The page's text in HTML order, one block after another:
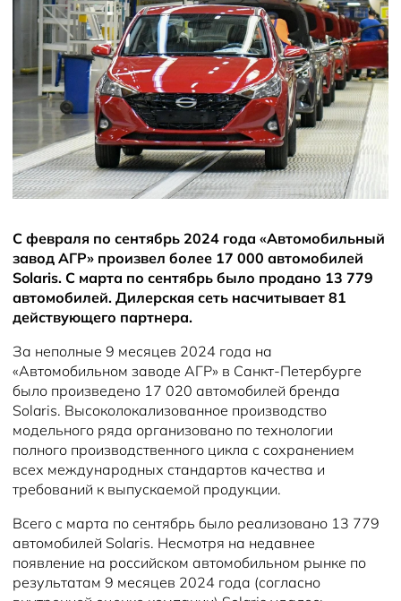
Помощь на дорогах
Новости
Правовая информация
С февраля по сентябрь 2024 года «Автомобильный
завод АГР» произвел более 17 000 автомобилей
Solaris. С марта по сентябрь было продано 13 779
автомобилей. Дилерская сеть насчитывает 81
действующего партнера.
За неполные 9 месяцев 2024 года на
«Автомобильном заводе АГР» в Санкт-Петербурге
было произведено 17 020 автомобилей бренда
Solaris. Высоколокализованное производство
модельного ряда организовано по технологии
полного производственного цикла с сохранением
всех международных стандартов качества и
требований к выпускаемой продукции.
Всего с марта по сентябрь было реализовано 13 779
автомобилей Solaris. Несмотря на недавнее
появление на российском автомобильном рынке по
результатам 9 месяцев 2024 года (согласно